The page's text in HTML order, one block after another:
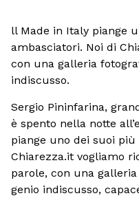
ll Made in Italy piange
ambasciatori. Noi di
con una galleria
indiscusso.
Sergio Pininfarina,
è spento nella notte
piange uno dei suoi
Chiarezza.it vogliamo
parole, con una
genio indiscusso,